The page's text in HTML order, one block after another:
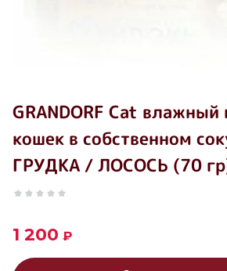
GRANDORF Cat
кошек в собственном
ГРУДКА / ЛОСОСЬ (70
1 200 ₽